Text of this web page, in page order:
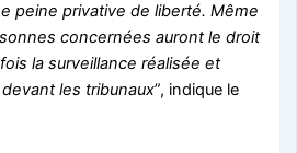
peine privative de liberté.Même
concernées auront le droit
la surveillance réalisée et
les tribunaux”, indique le